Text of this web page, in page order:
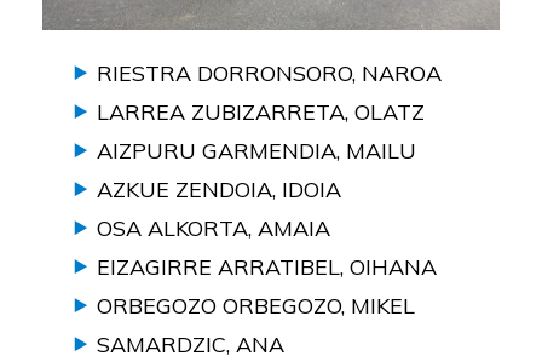
RIESTRA DORRONSORO, NAROA
LARREA ZUBIZARRETA, OLATZ
AIZPURU GARMENDIA, MAILU
AZKUE ZENDOIA, IDOIA
OSA ALKORTA, AMAIA
EIZAGIRRE ARRATIBEL, OIHANA
ORBEGOZO ORBEGOZO, MIKEL
SAMARDZIC, ANA